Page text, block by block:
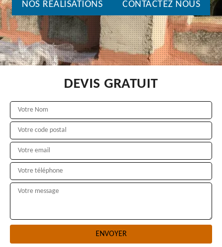
NOS REALISATIONS CONTACTEZ NOUS
DEVIS GRATUIT